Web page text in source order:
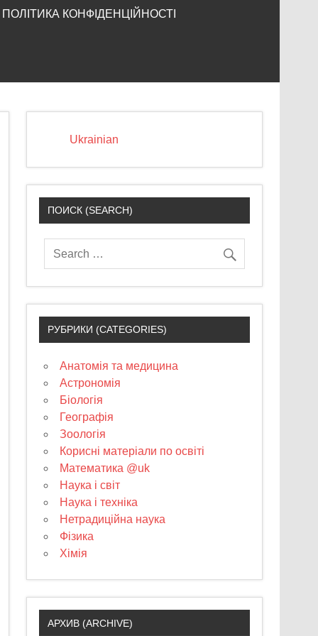
ПОЛІТИКА КОНФІДЕНЦІЙНОСТІ
Ukrainian
ПОИСК (SEARCH)
РУБРИКИ (CATEGORIES)
Анатомія та медицина
Астрономія
Біологія
Географія
Зоологія
Корисні матеріали по освіті
Математика @uk
Наука і світ
Наука і техніка
Нетрадиційна наука
Фізика
Хімія
АРХИВ (ARCHIVE)